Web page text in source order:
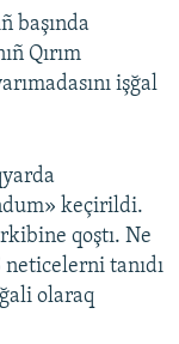
başında
Qırım
işğal
keçirildi.
qoştı. Ne
tanıdı
olaraq